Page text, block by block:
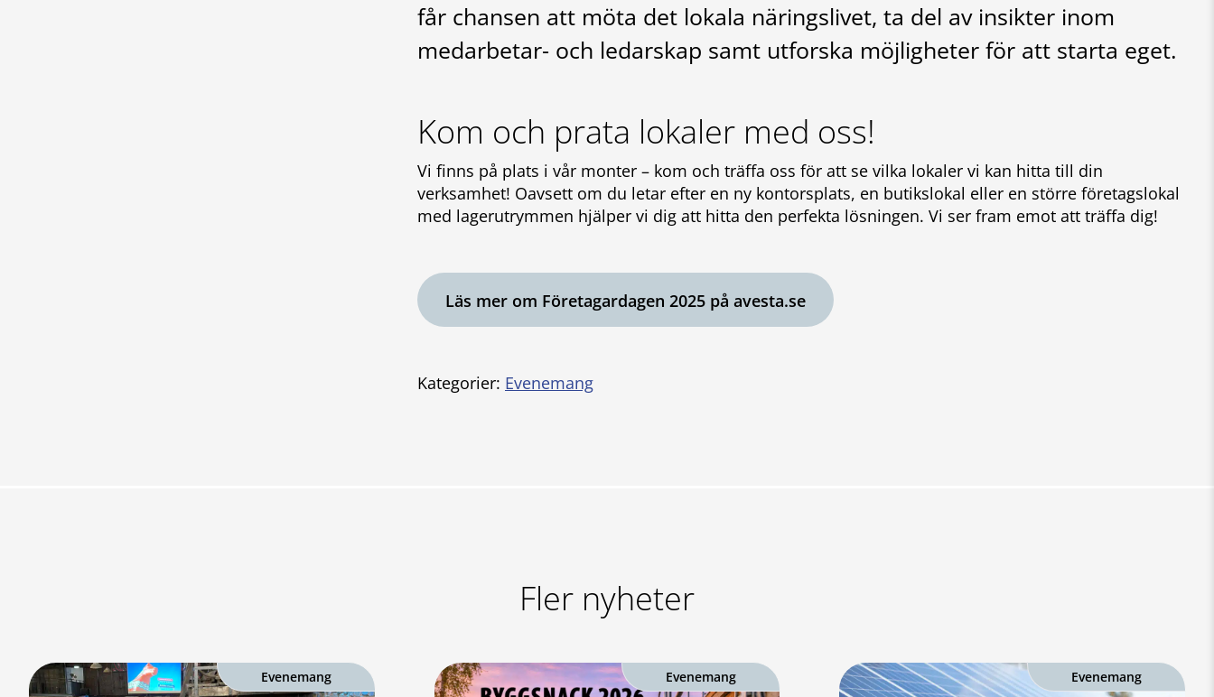
får chansen att möta det lokala näringslivet, ta del av insikter inom
medarbetar- och ledarskap samt utforska möjligheter för att starta eget.
Kom och prata lokaler med oss!
Vi finns på plats i vår monter – kom och träffa oss för att se vilka lokaler vi kan hitta till din
verksamhet! Oavsett om du letar efter en ny kontorsplats, en butikslokal eller en större företagslokal
med lagerutrymmen hjälper vi dig att hitta den perfekta lösningen. Vi ser fram emot att träffa dig!
Läs mer om Företagardagen 2025 på avesta.se
Kategorier: Evenemang
Fler nyheter
Evenemang Evenemang Evenemang